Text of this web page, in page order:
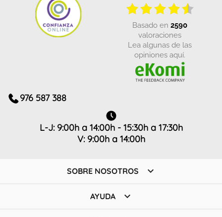
basado en 2590
valoraciones
Lea algunas de las
opiniones aquí.
976 587 388
L-J: 9:00h a 14:00h - 15:30h a 17:30h
V: 9:00h a 14:00h
SOBRE NOSOTROS 
AYUDA 